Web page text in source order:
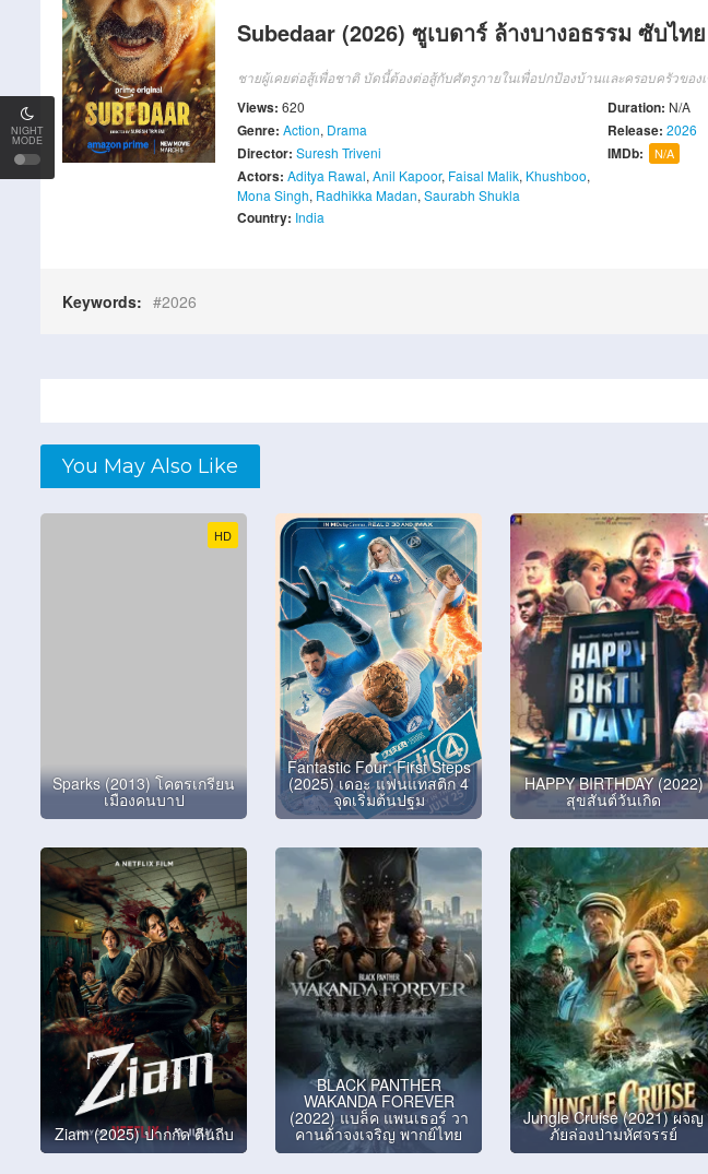
NIGHT
MODE
Subedaar (2026) ซูเบดาร์ ล้างบางอธรรม ซับไทย
ชายผู้เคยต่อสู้เพื่อชาติ บัดนี้ต้องต่อสู้กับศัตรูภายในเพื่อปกป้องบ้านและครอบครัวของ
Views: 620
Genre: Action, Drama
Director: Suresh Triveni
Actors: Aditya Rawal, Anil Kapoor, Faisal Malik, Khushboo,
Mona Singh, Radhikka Madan, Saurabh Shukla
Country: India
Duration: N/A
Release:2026
IMDb: N/A
Keywords: 2026
You May Also Like
HD
Sparks (2013) โคตรเกรียน
เมืองคนบาป
Fantastic Four: First Steps
(2025) เดอะ แฟนแทสติก 4
จุดเริ่มต้นปฐม
HAPPY BIRTHDAY (2022)
สุขสันต์วันเกิด
Ziam (2025) ปากกัด ตีนถีบ
BLACK PANTHER
WAKANDA FOREVER
(2022) แบล็ค แพนเธอร์ วา
คานด้าจงเจริญ พากย์ไทย
Jungle Cruise (2021) ผจญ
ภัยล่องป่ามหัศจรรย์